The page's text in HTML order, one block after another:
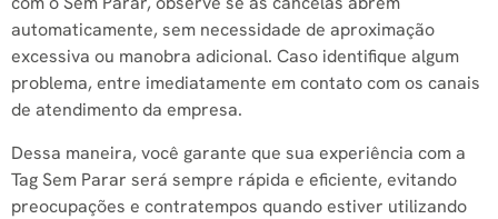
automaticamente, sem necessidade de aproximação
excessiva ou manobra adicional. Caso identifique algum
problema, entre imediatamente em contato com os canais
de atendimento da empresa.
Dessa maneira, você garante que sua experiência com a
Tag Sem Parar será sempre rápida e eficiente, evitando
preocupações e contratempos quando estiver utilizando